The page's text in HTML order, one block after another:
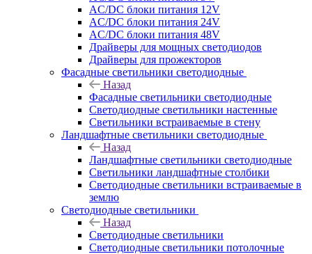
AC/DC блоки питания 12V
AC/DC блоки питания 24V
AC/DC блоки питания 48V
Драйверы для мощных светодиодов
Драйверы для прожекторов
Фасадные светильники светодиодные
Назад
Фасадные светильники светодиодные
Светодиодные светильники настенные
Светильники встраиваемые в стену
Ландшафтные светильники светодиодные
Назад
Ландшафтные светильники светодиодные
Светильники ландшафтные столбики
Светодиодные светильники встраиваемые в
землю
Светодиодные светильники
Назад
Светодиодные светильники
Светодиодные светильники потолочные